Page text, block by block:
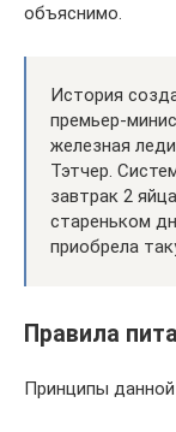
объяснимо.
История
премьер-
железная
Тэтчер.
завтрак 2
стареньком
приобрела
Правила
Принципы